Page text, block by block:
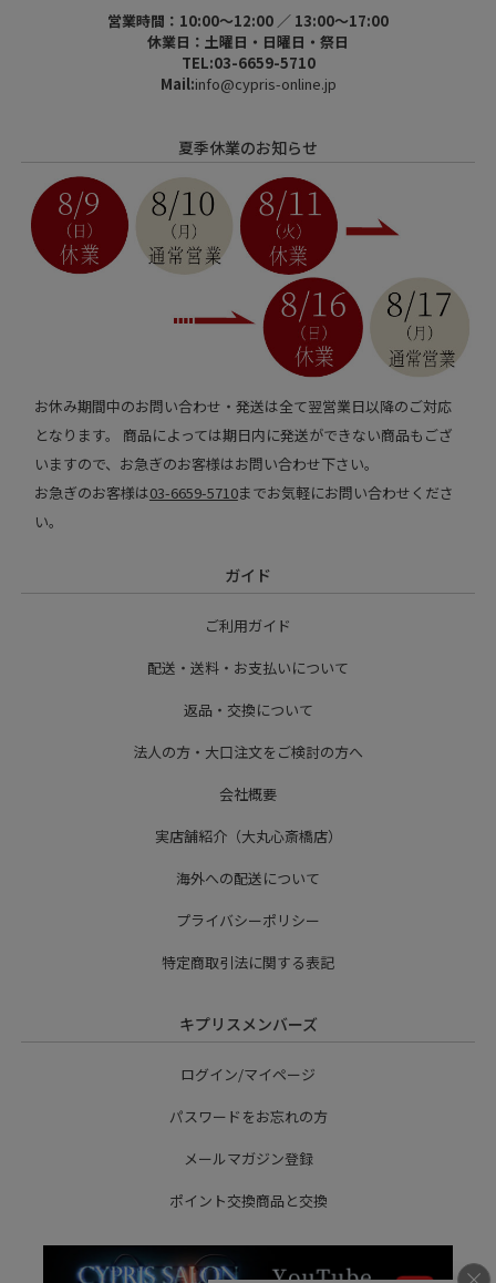
営業時間：10:00～12:00 ／ 13:00～17:00
休業日：土曜日・日曜日・祭日
TEL:03-6659-5710
Mail:info@cypris-online.jp
夏季休業のお知らせ
お休み期間中のお問い合わせ・発送は全て翌営業日以降のご対応
となります。 商品によっては期日内に発送ができない商品もござ
いますので、お急ぎのお客様はお問い合わせ下さい。
お急ぎのお客様は03-6659-5710までお気軽にお問い合わせくださ
い。
ガイド
ご利用ガイド
配送・送料・お支払いについて
返品・交換について
法人の方・大口注文をご検討の方へ
会社概要
実店舗紹介（大丸心斎橋店）
海外への配送について
プライバシーポリシー
特定商取引法に関する表記
キプリスメンバーズ
ログイン/マイページ
パスワードをお忘れの方
メールマガジン登録
ポイント交換商品と交換